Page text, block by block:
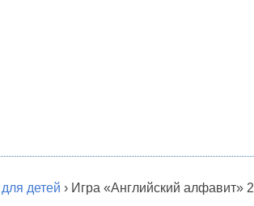
детей › Игра «Английский алфавит» 2